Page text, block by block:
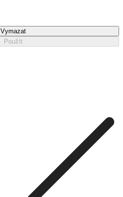
Vymazat
Použít